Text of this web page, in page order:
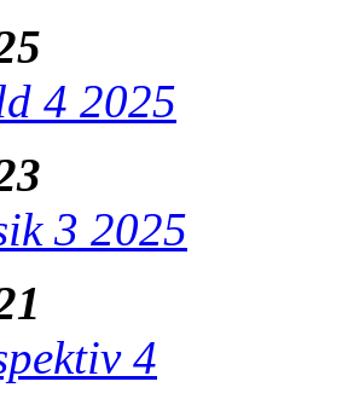
4 2025
3 2025
4